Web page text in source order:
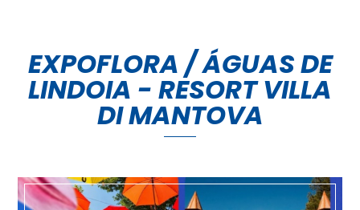
EXPOFLORA / ÁGUAS DE
LINDOIA - RESORT VILLA
DI MANTOVA